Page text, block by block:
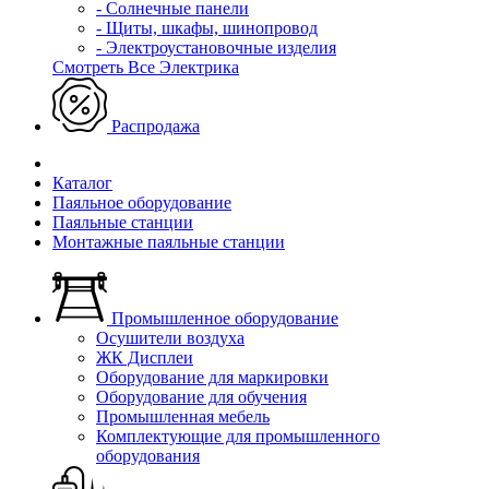
- Солнечные панели
- Щиты, шкафы, шинопровод
- Электроустановочные изделия
Смотреть Все Электрика
Распродажа
Каталог
Паяльное оборудование
Паяльные станции
Монтажные паяльные станции
Промышленное оборудование
Осушители воздуха
ЖК Дисплеи
Оборудование для маркировки
Оборудование для обучения
Промышленная мебель
Комплектующие для промышленного
оборудования